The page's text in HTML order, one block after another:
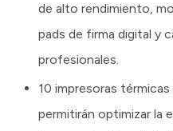
de alto rendimiento,
pads de firma digital y
profesionales.
10 impresoras
permitirán optimizar la